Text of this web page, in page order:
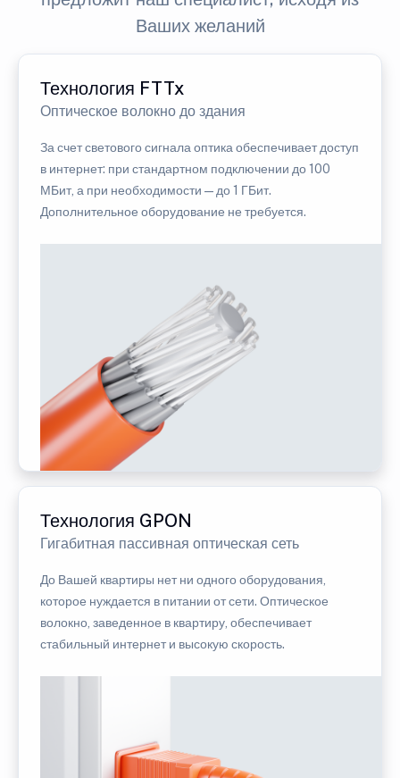
Ваших желаний
Технология FTTx
Оптическое волокно до здания
За счет светового сигнала оптика обеспечивает доступ
в интернет: при стандартном подключении до 100
МБит, а при необходимости — до 1 ГБит.
Дополнительное оборудование не требуется.
Технология GPON
Гигабитная пассивная оптическая сеть
До Вашей квартиры нет ни одного оборудования,
которое нуждается в питании от сети. Оптическое
волокно, заведенное в квартиру, обеспечивает
стабильный интернет и высокую скорость.